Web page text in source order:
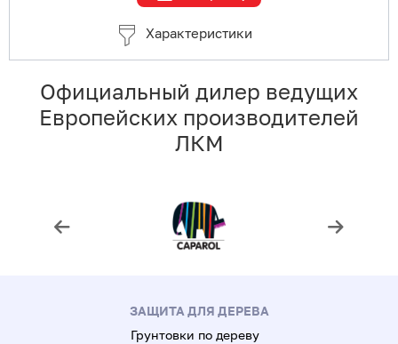
Характеристики
Официальный дилер ведущих
Европейских производителей
ЛКМ
ЗАЩИТА ДЛЯ ДЕРЕВА
Грунтовки по дереву